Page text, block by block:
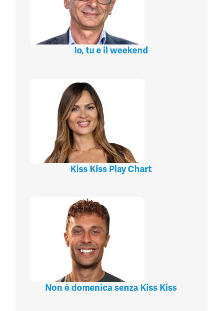
Io, tu e il weekend
Kiss Kiss Play Chart
Non è domenica senza Kiss Kiss